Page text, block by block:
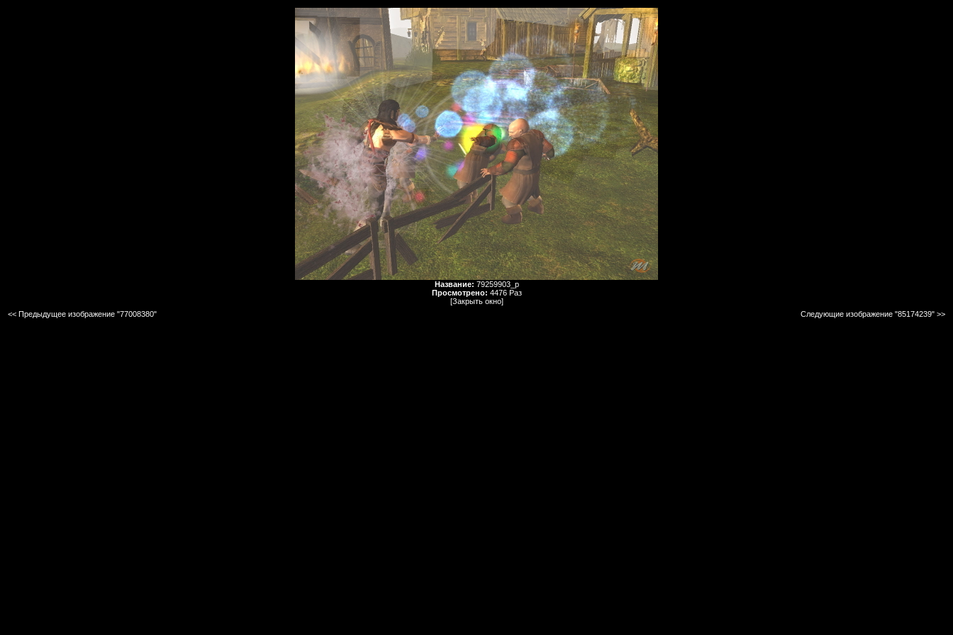
Название: 79259903_p
Просмотрено: 4476 Раз
[Закрыть окно]
<< Предыдущее изображение "77008380"
Следующие изображение "85174239" >>